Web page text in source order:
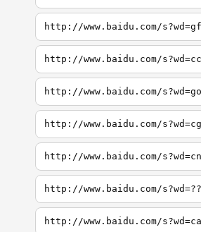
http://www.baidu.com/
http://www.baidu.com/
http://www.baidu.com/
http://www.baidu.com/
http://www.baidu.com/
http://www.baidu.com/
http://www.baidu.com/